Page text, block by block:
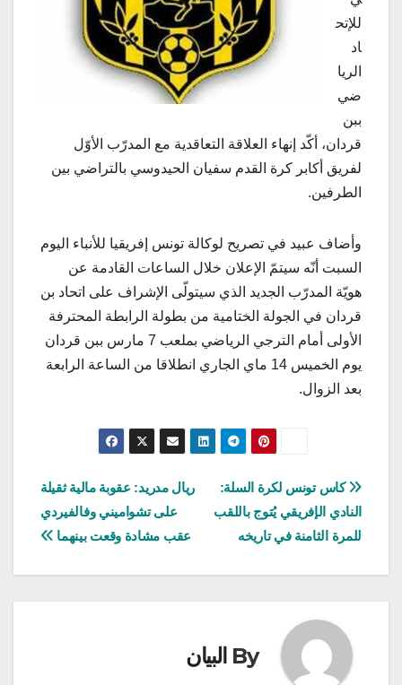
للإتح
اد
الريا
ضي
ببن
قردان، أكّد إنهاء العلاقة التعاقدية مع المدرّب الأوّل
لفريق أكابر كرة القدم سفيان الحيدوسي بالتراضي بين
الطرفين.
وأضاف عبيد في تصريح لوكالة تونس إفريقيا للأنباء اليوم
السبت أنّه سيتمّ الإعلان خلال الساعات القادمة عن
هويّة المدرّب الجديد الذي سيتولّى الإشراف على اتحاد بن
قردان في الجولة الختامية من بطولة الرابطة المحترفة
الأولى أمام الترجي الرياضي بملعب 7 مارس ببن قردان
يوم الخميس 14 ماي الجاري انطلاقا من الساعة الرابعة
بعد الزوال.
تصفّح
المقالات
ريال مدريد: عقوبة مالية ثقيلة
على تشواميني وفالفيردي
عقب مشادة وقعت بينهما
كاس تونس لكرة السلة:
النادي الإفريقي يُتوج باللقب
للمرة الثامنة في تاريخه
By البيان